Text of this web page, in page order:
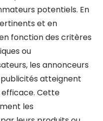
potentiels. En
et en
fonction des critères
ou
les annonceurs
publicités atteignent
Cette
les